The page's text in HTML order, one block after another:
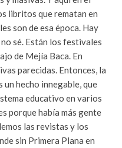
libritos que rematan en
son de esa época. Hay
sé. Están los festivales
de Mejía Baca. En
parecidas. Entonces, la
hecho innegable, que
educativo en varios
porque había más gente
las revistas y los
sin Primera Plana en